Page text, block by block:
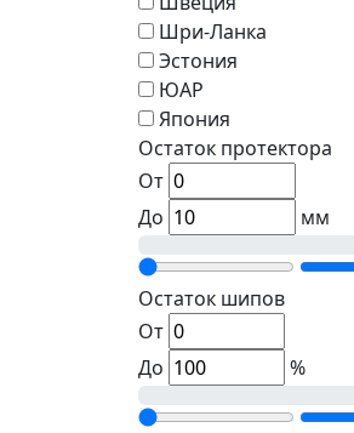
Шри-Ланка
Эстония
ЮАР
Япония
Остаток протектора
От
До
мм
Остаток шипов
От
До
%